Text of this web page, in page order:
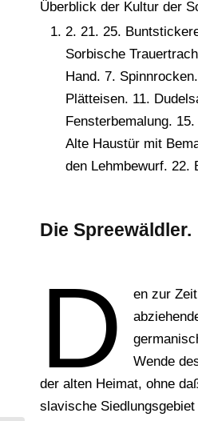
Überblick der Kultur der
2. 21. 25.
Sorbische
Hand. 7.
Plätteisen. 11.
Fensterbemalung.
Alte Haustür mit
den Lehmbewurf. 22.
Die Spreewäldler.
D
en zur
Wende
der alten Heimat, ohne
slavische